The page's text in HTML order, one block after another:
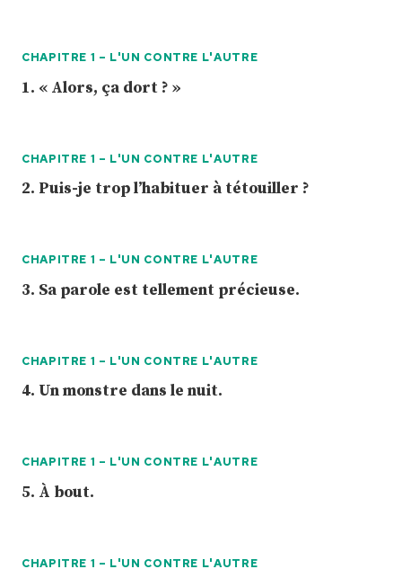
P
U
O
.
CHAPITRE 1 – L'UN CONTRE L'AUTRE
1. « Alors, ça dort ? »
CHAPITRE 1 – L'UN CONTRE L'AUTRE
2. Puis-je trop l’habituer à tétouiller ?
CHAPITRE 1 – L'UN CONTRE L'AUTRE
3. Sa parole est tellement précieuse.
CHAPITRE 1 – L'UN CONTRE L'AUTRE
4. Un monstre dans le nuit.
CHAPITRE 1 – L'UN CONTRE L'AUTRE
5. À bout.
CHAPITRE 1 – L'UN CONTRE L'AUTRE